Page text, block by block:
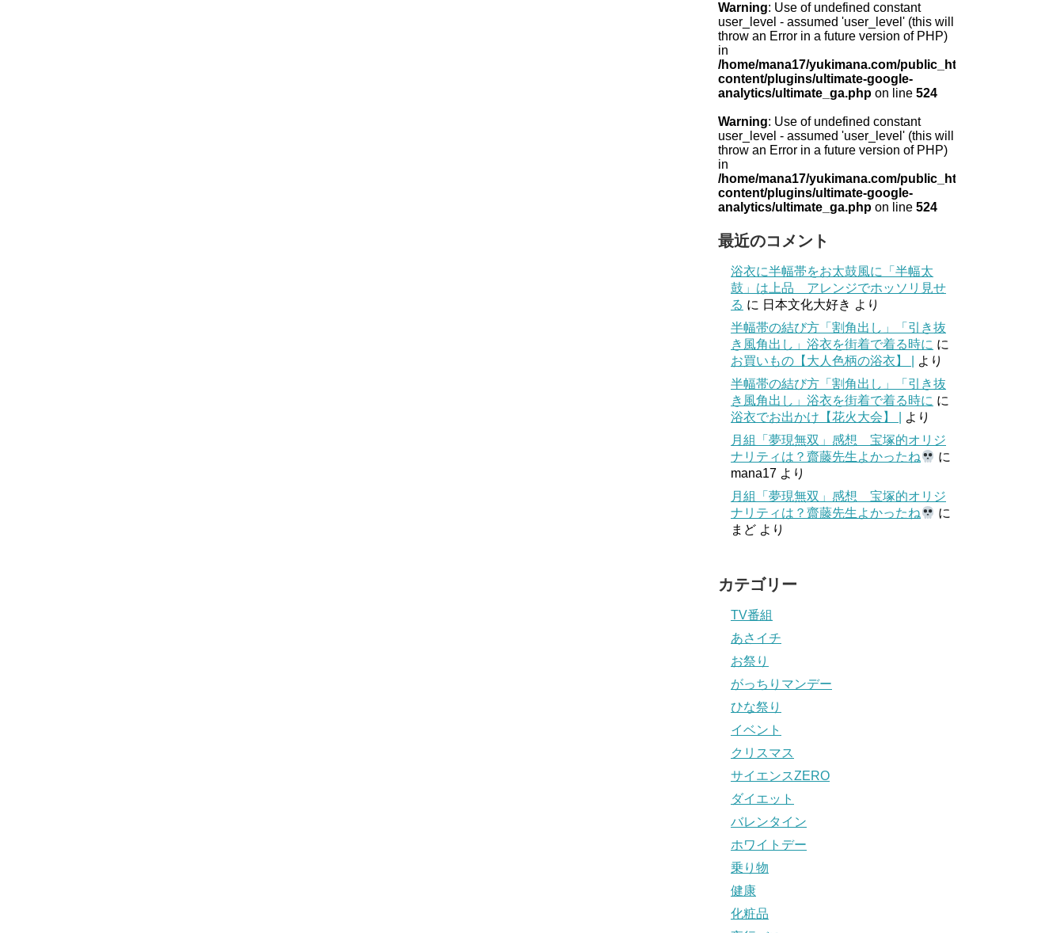
Warning: Use of undefined constant
user_level - assumed 'user_level' (this will
throw an Error in a future version of PHP)
in
/home/mana17/yukimana.com/public_html/wp-
content/plugins/ultimate-google-
analytics/ultimate_ga.php on line 524
Warning: Use of undefined constant
user_level - assumed 'user_level' (this will
throw an Error in a future version of PHP)
in
/home/mana17/yukimana.com/public_html/wp-
content/plugins/ultimate-google-
analytics/ultimate_ga.php on line 524
最近のコメント
浴衣に半幅帯をお太鼓風に「半幅太
鼓」は上品 アレンジでホッソリ見せ
る に 日本文化大好き より
半幅帯の結び方「割角出し」「引き抜
き風角出し」浴衣を街着で着る時に に
お買いもの【大人色柄の浴衣】 |
より
半幅帯の結び方「割角出し」「引き抜
き風角出し」浴衣を街着で着る時に に
浴衣でお出かけ【花火大会】 |
より
月組「夢現無双」感想 宝塚的オリジ
ナリティは？齋藤先生よかったね
に
mana17 より
月組「夢現無双」感想 宝塚的オリジ
ナリティは？齋藤先生よかったね
に
まど より
カテゴリー
TV番組
あさイチ
お祭り
がっちりマンデー
ひな祭り
イベント
クリスマス
サイエンスZERO
ダイエット
バレンタイン
ホワイトデー
乗り物
健康
化粧品